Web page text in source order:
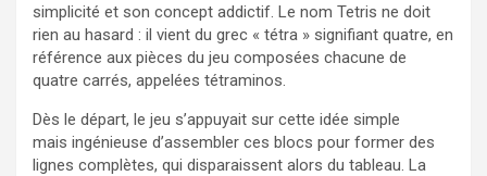
simplicité et son concept addictif. Le nom Tetris ne doit
rien au hasard : il vient du grec « tétra » signifiant quatre, en
référence aux pièces du jeu composées chacune de
quatre carrés, appelées tétraminos.
Dès le départ, le jeu s’appuyait sur cette idée simple
mais ingénieuse d’assembler ces blocs pour former des
lignes complètes, qui disparaissent alors du tableau. La